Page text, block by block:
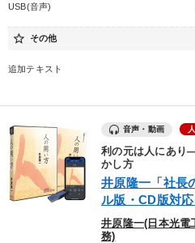
USB(音声)
star_border その他
追加テキスト
音声・動画
利の元は人にあ
かし方
井原隆一「社長
ル版・CD版対応
井原隆一(日本光電
務)